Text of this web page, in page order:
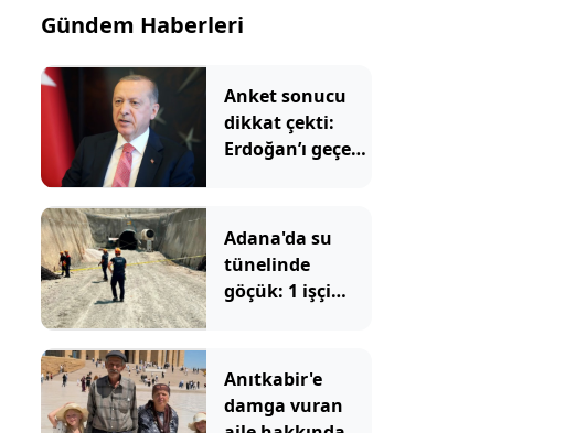
Gündem Haberleri
Anket sonucu
dikkat çekti:
Erdoğan’ı geçen
Adana'da su
tünelinde
göçük: 1 işçi
yaralandı
Anıtkabir'e
damga vuran